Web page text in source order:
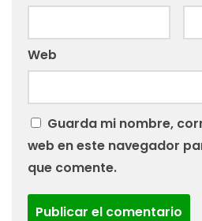
Web
Guarda mi nombre,
web en este navegador
que comente.